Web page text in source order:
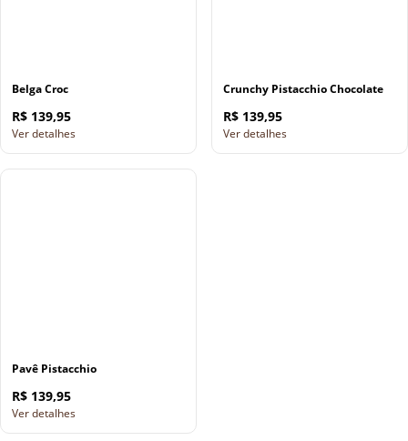
Belga Croc
R$ 139,95
Ver detalhes
Crunchy Pistacchio Chocolate
R$ 139,95
Ver detalhes
Pavê Pistacchio
R$ 139,95
Ver detalhes